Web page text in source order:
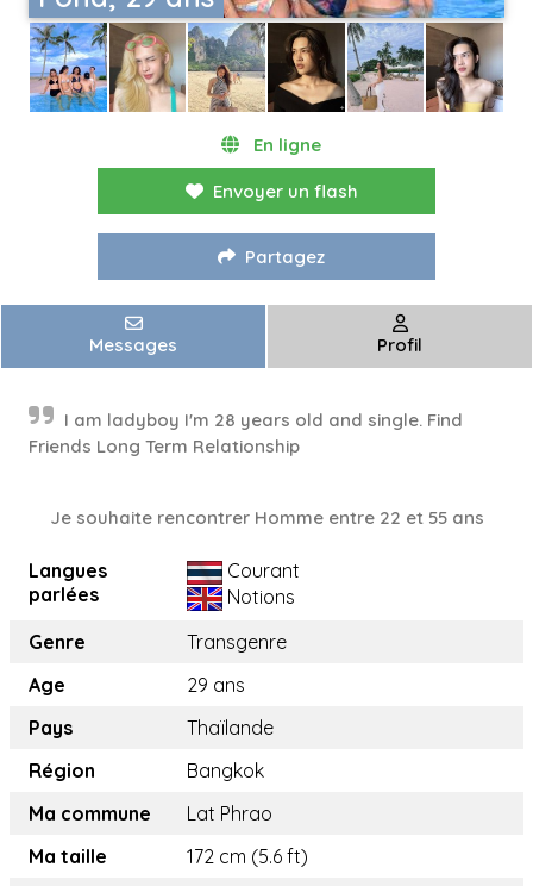
En ligne
Envoyer un flash
Partagez
Messages Profil
I am ladyboy I'm 28 years old and single. Find
Friends Long Term Relationship
Je souhaite rencontrer Homme entre 22 et 55 ans
Langues
parlées
Courant
Notions
Genre
Transgenre
Age
29 ans
Pays
Thaïlande
Région
Bangkok
Ma commune
Lat Phrao
Ma taille
172 cm (5.6 ft)